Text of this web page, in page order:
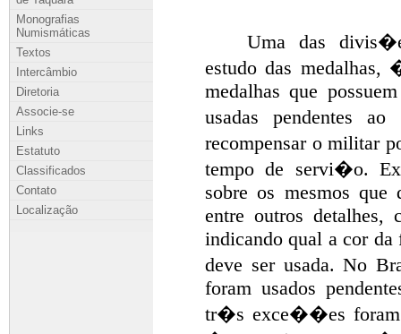
Monografias
Numismáticas
Textos
Intercâmbio
Diretoria
Associe-se
Links
Estatuto
Classificados
Contato
Localização